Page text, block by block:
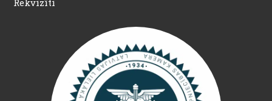
Rekvizīti